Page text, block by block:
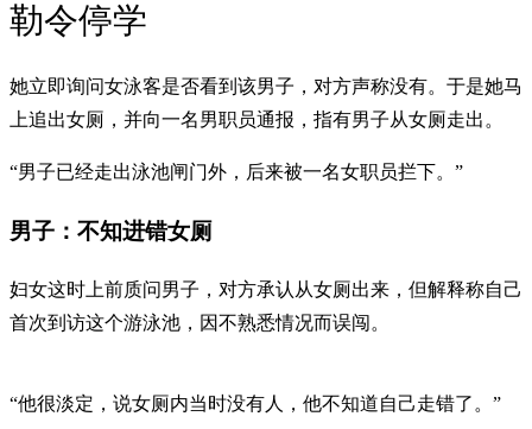
勒令停学
她立即询问女泳客是否看到该男子，对方声称没有。于是她马
上追出女厕，并向一名男职员通报，指有男子从女厕走出。
“男子已经走出泳池闸门外，后来被一名女职员拦下。”
男子：不知进错女厕
妇女这时上前质问男子，对方承认从女厕出来，但解释称自己
首次到访这个游泳池，因不熟悉情况而误闯。
“他很淡定，说女厕内当时没有人，他不知道自己走错了。”